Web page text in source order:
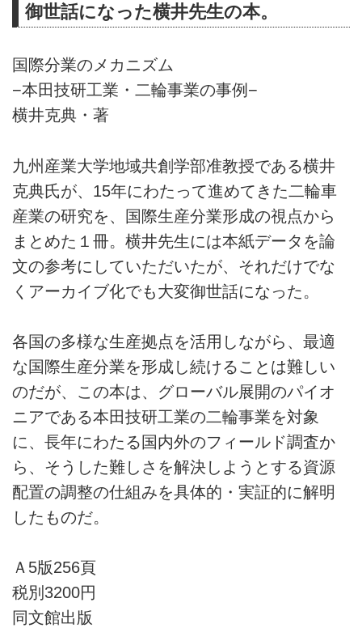
御世話になった横井先生の本。
国際分業のメカニズム
−本田技研工業・二輪事業の事例−
横井克典・著
九州産業大学地域共創学部准教授である横井
克典氏が、15年にわたって進めてきた二輪車
産業の研究を、国際生産分業形成の視点から
まとめた１冊。横井先生には本紙データを論
文の参考にしていただいたが、それだけでな
くアーカイブ化でも大変御世話になった。
各国の多様な生産拠点を活用しながら、最適
な国際生産分業を形成し続けることは難しい
のだが、この本は、グローバル展開のパイオ
ニアである本田技研工業の二輪事業を対象
に、長年にわたる国内外のフィールド調査か
ら、そうした難しさを解決しようとする資源
配置の調整の仕組みを具体的・実証的に解明
したものだ。
Ａ5版256頁
税別3200円
同文館出版